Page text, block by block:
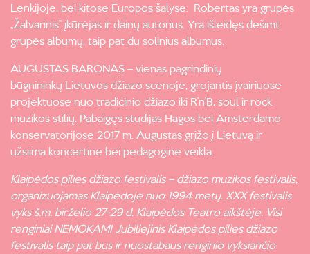
Lenkijoje, bei kitose Europos šalyse. Robertas yra grupės
„Žalvarinis” įkūrėjas ir dainų autorius. Yra išleidęs dešimt
grupės albumų, taip pat du solinius albumus.
AUGUSTAS BARONAS – vienas pagrindinių
būgnininkų Lietuvos džiazo scenoje, grojantis įvairiuose
projektuose nuo tradicinio džiazo iki R’n’B, soul ir rock
muzikos stilių. Pabaigęs studijas Hagos bei Amsterdamo
konservatorijose 2017 m. Augustas grįžo į Lietuvą ir
užsiima koncertine bei pedagogine veikla.
Klaipėdos pilies džiazo festivalis – džiazo muzikos festivalis,
organizuojamas Klaipėdoje nuo 1994 metų. XXX festivalis
vyks š.m. birželio 27-29 d. Klaipėdos Teatro aikštėje. Visi
renginiai NEMOKAMI Jubiliejinis Klaipėdos pilies džiazo
festivalis taip pat bus ir nuostabaus renginio vyksiančio